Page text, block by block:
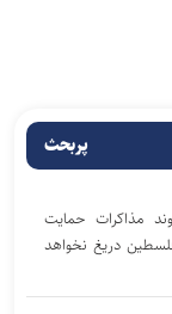
پربحث
مذاکرات حمایت
دریغ نخواهد